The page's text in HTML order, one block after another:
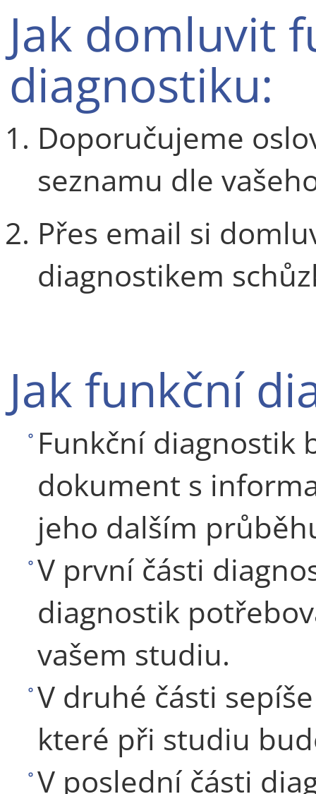
Jak domluvit
diagnostiku:
Doporučujeme
seznamu dle
Přes email si
diagnostikem
Jak funkční
Funkční diagnostik
dokument s
jeho dalším
V první části
diagnostik
vašem studiu.
V druhé části
které při studiu
V poslední části